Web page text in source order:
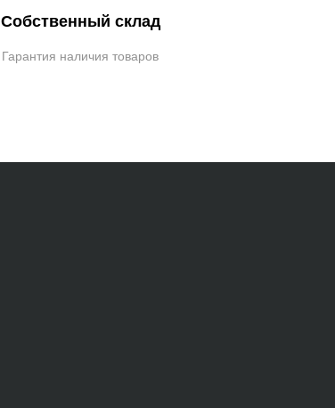
Собственный склад
Гарантия наличия товаров